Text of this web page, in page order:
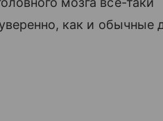
как и обычные